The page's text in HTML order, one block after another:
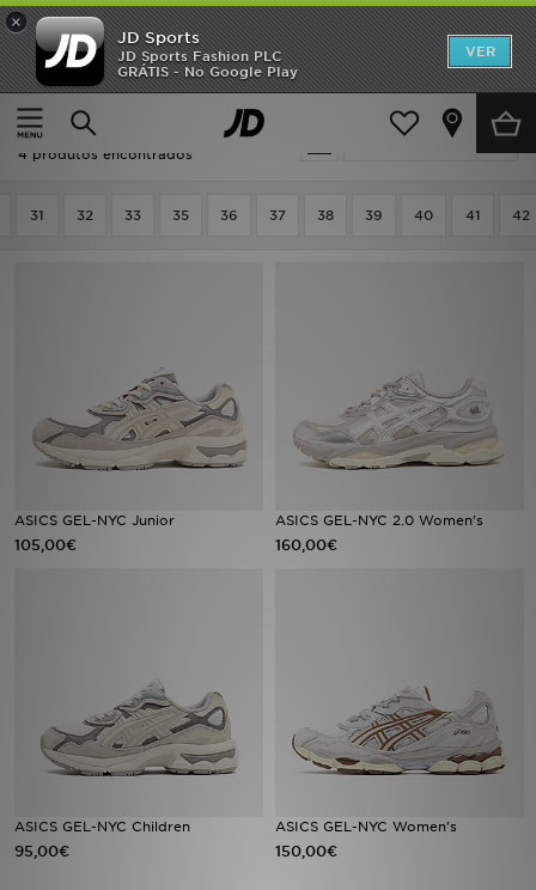
×
JD Sports
JD Sports Fashion PLC
GRÁTIS - No Google Play
VER
Página principal
Crème ASICS Gel-NYC
Actualizar a pesquisa
Crème ASICS Gel-NYC
4 produtos encontrados
31 32 33 35 36 37 38 39 40 41 42
ASICS GEL-NYC Junior
105,00€
ASICS GEL-NYC 2.0 Women's
160,00€
ASICS GEL-NYC Children
95,00€
ASICS GEL-NYC Women's
150,00€
INÍCIO
Promoções
NOVIDADES
DESPORTO
BLOG
ESTADO DO TEU PEDIDO